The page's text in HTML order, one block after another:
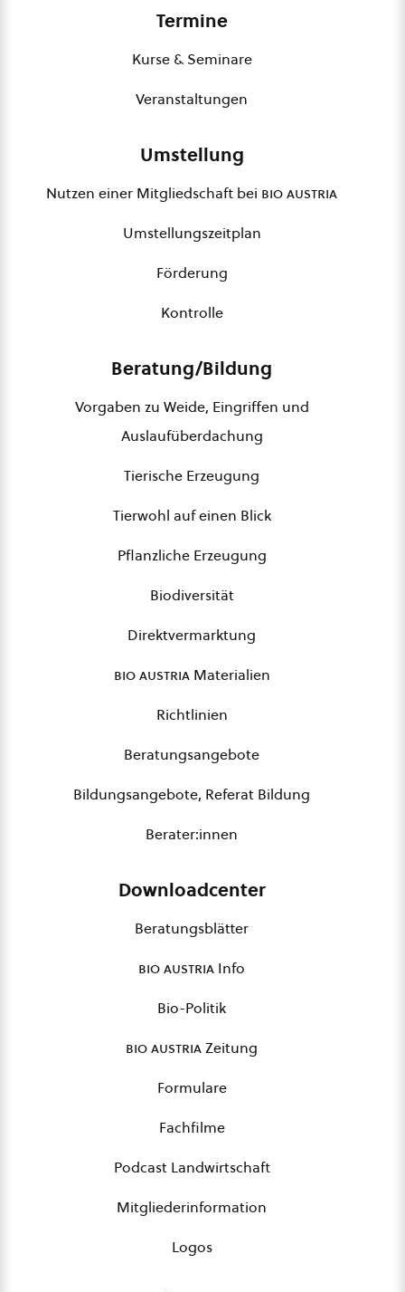
Termine
Kurse & Seminare
Veranstaltungen
Umstellung
Nutzen einer Mitgliedschaft bei bio austria
Umstellungszeitplan
Förderung
Kontrolle
Beratung/Bildung
Vorgaben zu Weide, Eingriffen und
Auslaufüberdachung
Tierische Erzeugung
Tierwohl auf einen Blick
Pflanzliche Erzeugung
Biodiversität
Direktvermarktung
bio austriaMaterialien
Richtlinien
Beratungsangebote
Bildungsangebote, Referat Bildung
Berater:innen
Downloadcenter
Beratungsblätter
bio austria Info
Bio-Politik
bio austriaZeitung
Formulare
Fachfilme
Podcast Landwirtschaft
Mitgliederinformation
Logos